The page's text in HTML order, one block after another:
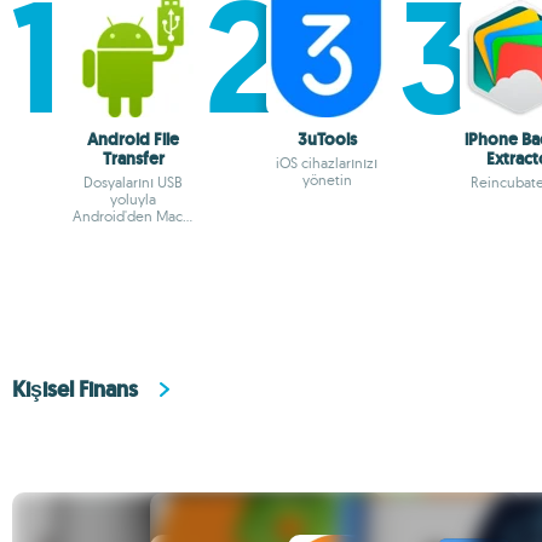
Android File
Transfer
Dosyalarını USB
yoluyla
Android'den Mac'e
3uTools
iOS cihazlarınızı
yönetin
iPhone
Kişisel Finans